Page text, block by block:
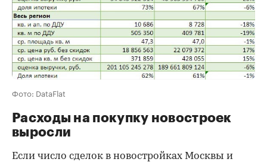
Фото: DataFlat
Расходы на покупку новостроек
выросли
Если число сделок в новостройках Москвы и